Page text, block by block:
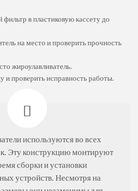
в пластиковую кассету до
на место и проверить прочность
жироулавливатель.
и проверить исправность работы.
используются во всех
Эту конструкцию монтируют
сборки и установки
устройств. Несмотря на